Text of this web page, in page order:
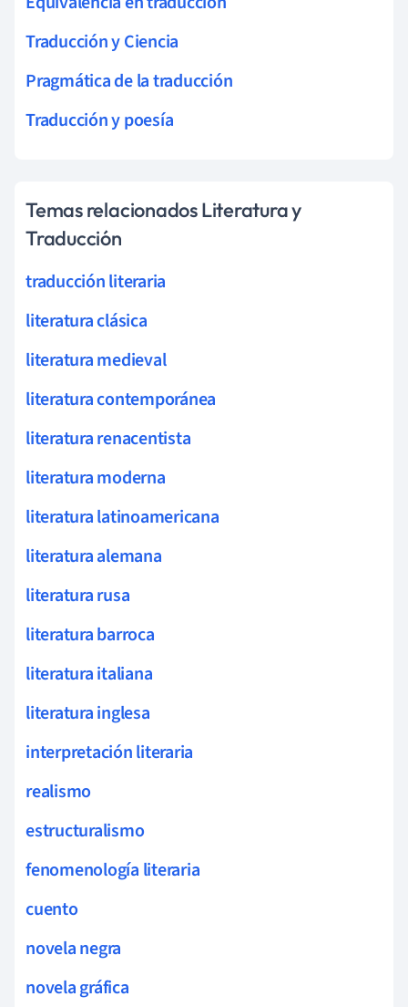
Traducción y Ciencia
Pragmática de la traducción
Traducción y poesía
Temas relacionados Literatura y
Traducción
traducción literaria
literatura clásica
literatura medieval
literatura contemporánea
literatura renacentista
literatura moderna
literatura latinoamericana
literatura alemana
literatura rusa
literatura barroca
literatura italiana
literatura inglesa
interpretación literaria
realismo
estructuralismo
fenomenología literaria
cuento
novela negra
novela gráfica